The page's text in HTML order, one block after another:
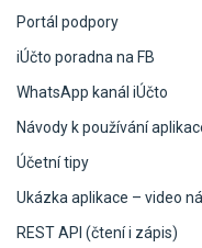
Portál podpory
iÚčto poradna na FB
WhatsApp kanál iÚčto
Návody k používání
Účetní tipy
Ukázka aplikace – video
REST API (čtení i zápis)